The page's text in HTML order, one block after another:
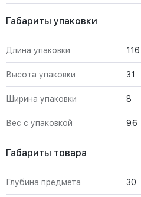
Габариты упаковки
Длина упаковки 116
Высота упаковки 31
Ширина упаковки 8
Вес с упаковкой 9.6
Габариты товара
Глубина предмета 30